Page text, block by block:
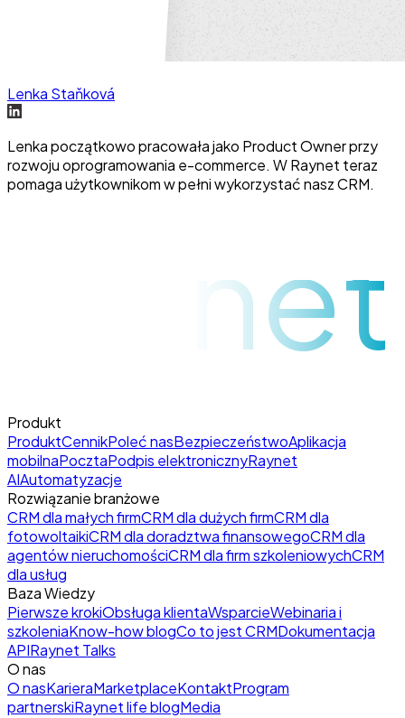
Lenka Staňková
Lenka początkowo pracowała jako Product Owner przy
rozwoju oprogramowania e-commerce. W Raynet teraz
pomaga użytkownikom w pełni wykorzystać nasz CRM.
raynet
Produkt
ProduktCennikPoleć nasBezpieczeństwoAplikacja
mobilnaPocztaPodpis elektronicznyRaynet
AIAutomatyzacje
Rozwiązanie branżowe
CRM dla małych firmCRM dla dużych firmCRM dla
fotowoltaikiCRM dla doradztwa finansowegoCRM dla
agentów nieruchomościCRM dla firm szkoleniowychCRM
dla usług
Baza Wiedzy
Pierwsze krokiObsługa klientaWsparcieWebinaria i
szkoleniaKnow-how blogCo to jest CRMDokumentacja
APIRaynet Talks
O nas
O nasKarieraMarketplaceKontaktProgram
partnerskiRaynet life blogMedia